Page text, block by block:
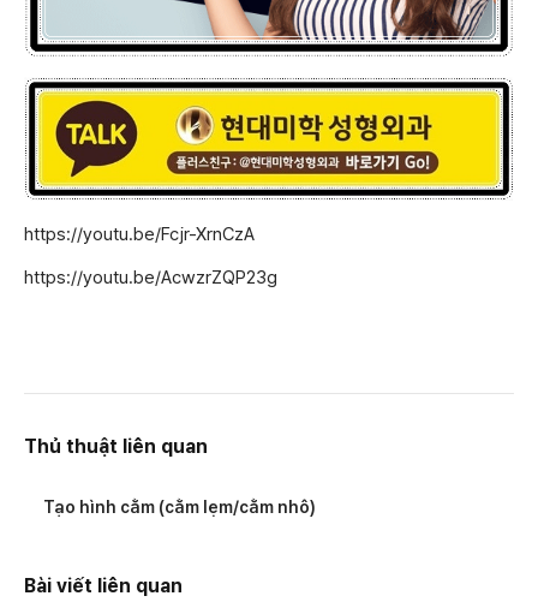
https://youtu.be/Fcjr-XrnCzA
https://youtu.be/AcwzrZQP23g
Thủ thuật liên quan
Tạo hình cằm (cằm lẹm/cằm nhô)
Bài viết liên quan